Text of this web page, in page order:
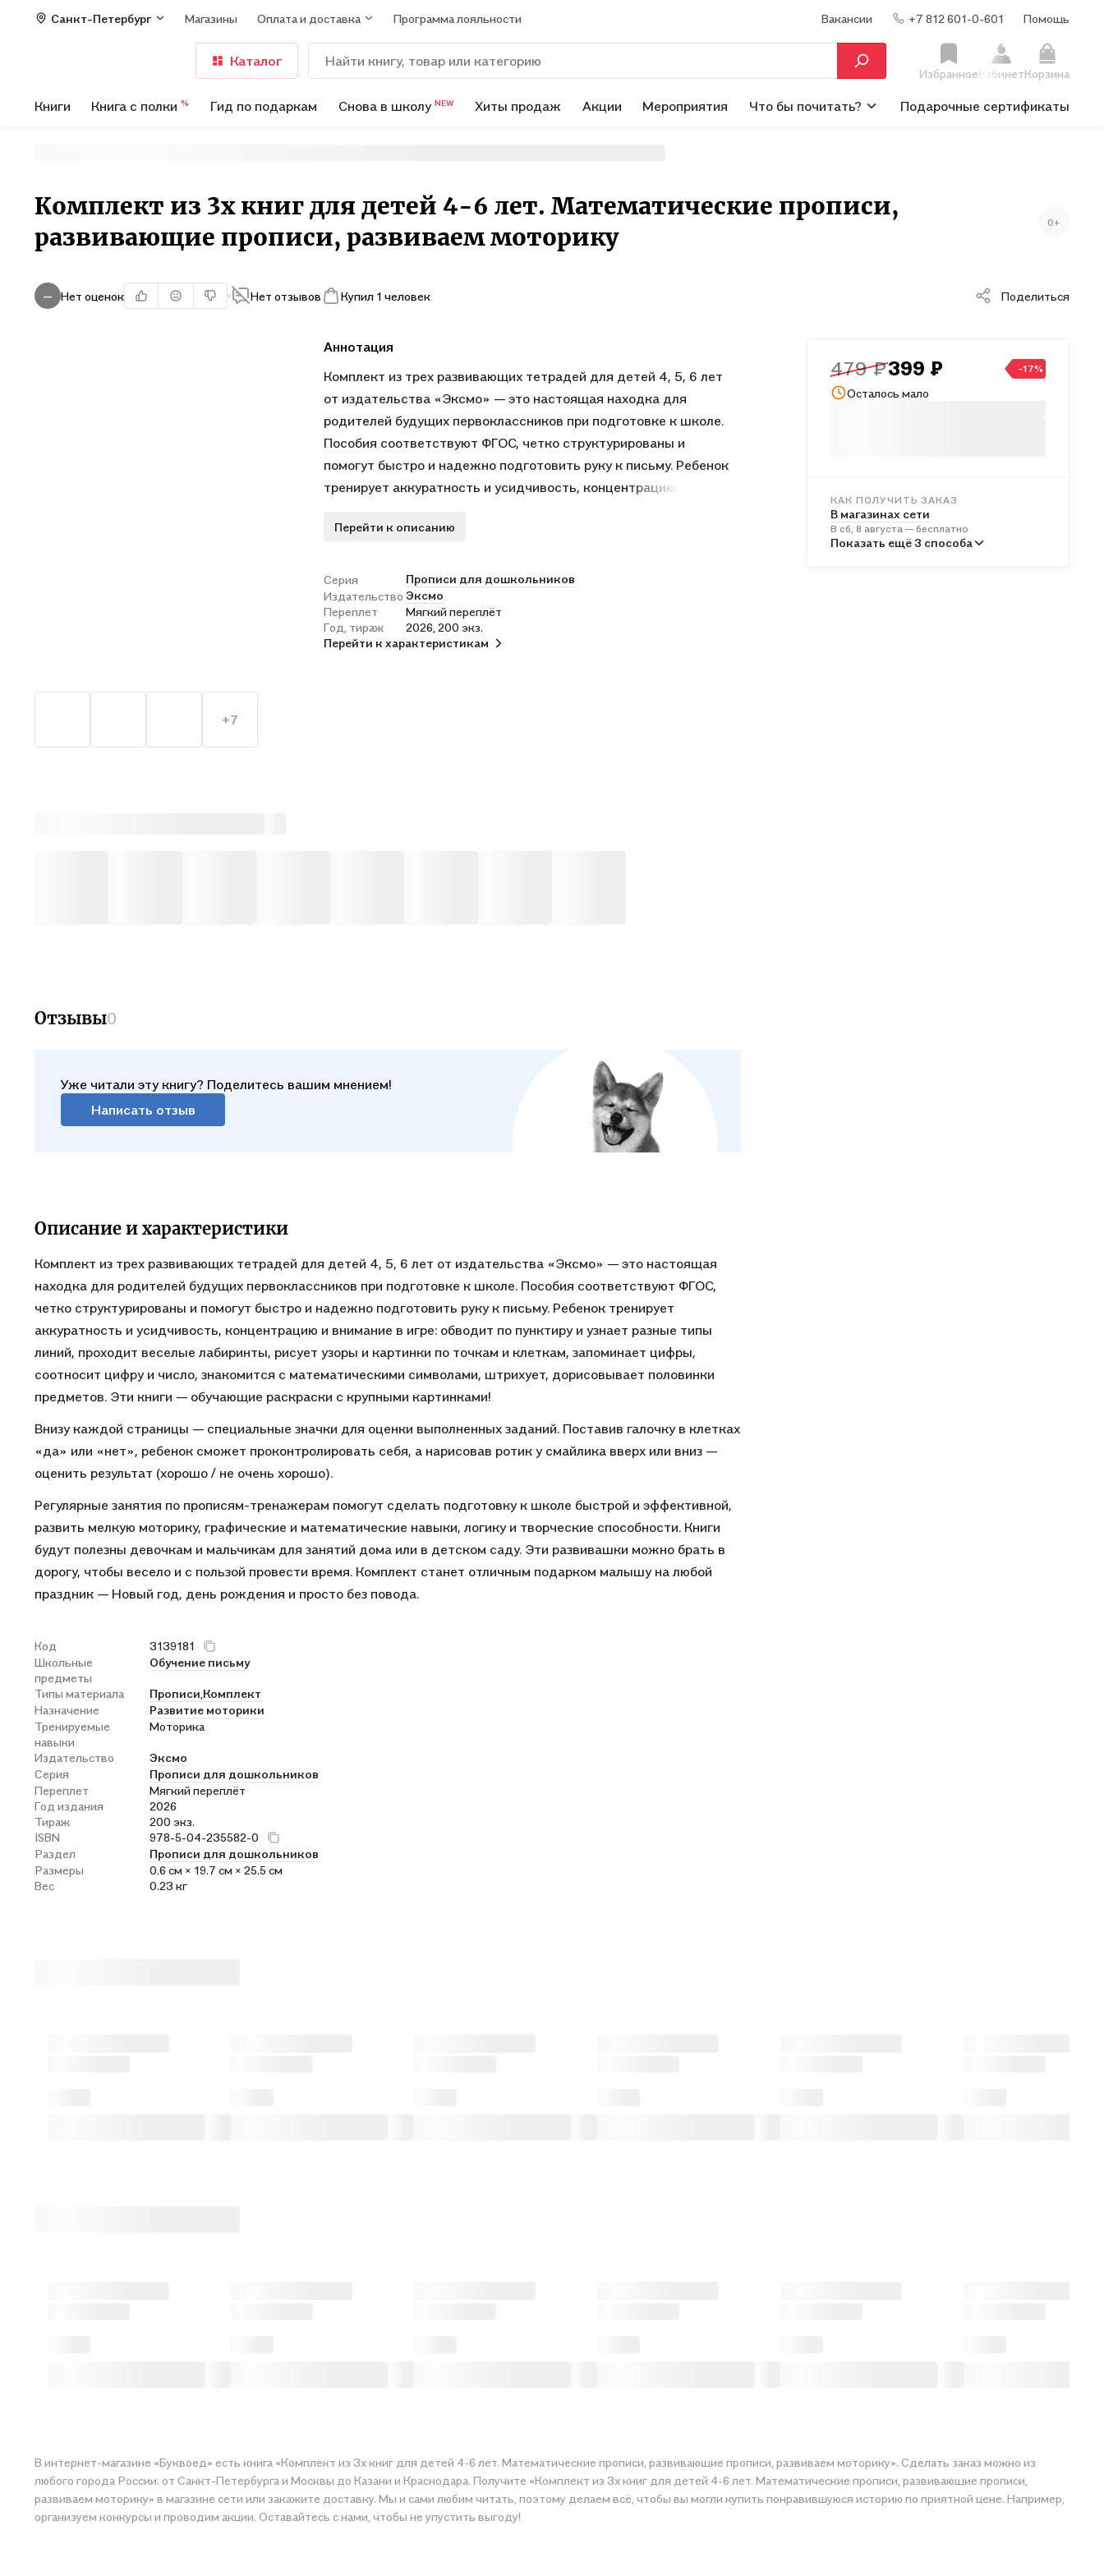
Санкт-Петербург Магазины Оплата и доставка Программа лояльности Вакансии +7 812 601-0-601 Помощь
Каталог
ИзбранноеКабинетКорзина
Книги Книга с полки % Гид по подаркам Снова в школу NEW Хиты продаж Акции Мероприятия Что бы почитать? Подарочные сертификаты
Комплект из 3х книг для детей 4-6 лет. Математические прописи,
развивающие прописи, развиваем моторику
0+
— Нет оценок Нет отзывов Купил 1 человек Поделиться
+7
Аннотация
Комплект из трех развивающих тетрадей для детей 4, 5, 6 лет
от издательства «Эксмо» — это настоящая находка для
родителей будущих первоклассников при подготовке к школе.
Пособия соответствуют ФГОС, четко структурированы и
помогут быстро и надежно подготовить руку к письму. Ребенок
тренирует аккуратность и усидчивость, концентрацию и
линий, проходит веселые лабиринты, рисует узоры и картинки
число, знакомится с математическими символами, штрихует,
дорисовывает половинки предметов. Эти книги — обучающие
раскраски с крупными картинками!
Внизу каждой страницы — специальные значки для оценки
Перейти к описанию
Серия
Прописи для дошкольников
Издательство Эксмо
Переплет
Мягкий переплёт
Год, тираж
2026, 200 экз.
Перейти к характеристикам
479 ₽399 ₽ -17%
Осталось мало
КАК ПОЛУЧИТЬ ЗАКАЗ
В магазинах сети
В сб, 8 августа — бесплатно
В пунктах выдачи
Показать ещё 3 способа
Отзывы0
Уже читали эту книгу? Поделитесь вашим мнением!
Написать отзыв
Описание и характеристики
Комплект из трех развивающих тетрадей для детей 4, 5, 6 лет от издательства «Эксмо» — это настоящая
находка для родителей будущих первоклассников при подготовке к школе. Пособия соответствуют ФГОС,
четко структурированы и помогут быстро и надежно подготовить руку к письму. Ребенок тренирует
аккуратность и усидчивость, концентрацию и внимание в игре: обводит по пунктиру и узнает разные типы
линий, проходит веселые лабиринты, рисует узоры и картинки по точкам и клеткам, запоминает цифры,
соотносит цифру и число, знакомится с математическими символами, штрихует, дорисовывает половинки
предметов. Эти книги — обучающие раскраски с крупными картинками!
Внизу каждой страницы — специальные значки для оценки выполненных заданий. Поставив галочку в клетках
«да» или «нет», ребенок сможет проконтролировать себя, а нарисовав ротик у смайлика вверх или вниз —
оценить результат (хорошо / не очень хорошо).
Регулярные занятия по прописям-тренажерам помогут сделать подготовку к школе быстрой и эффективной,
развить мелкую моторику, графические и математические навыки, логику и творческие способности. Книги
будут полезны девочкам и мальчикам для занятий дома или в детском саду. Эти развивашки можно брать в
дорогу, чтобы весело и с пользой провести время. Комплект станет отличным подарком малышу на любой
праздник — Новый год, день рождения и просто без повода.
Код
3139181
Школьные
предметы
Обучение письму
Типы материала Прописи, Комплект
Назначение
Развитие моторики
Тренируемые
навыки
Моторика
Издательство
Эксмо
Серия
Прописи для дошкольников
Переплет
Мягкий переплёт
Год издания
2026
Тираж
200 экз.
ISBN
978-5-04-235582-0
Раздел
Прописи для дошкольников
Размеры
0.6 см × 19.7 см × 25.5 см
Вес
0.23 кг
В интернет-магазине «Буквоед» есть книга «Комплект из 3х книг для детей 4-6 лет. Математические прописи, развивающие прописи, развиваем моторику». Сделать заказ можно из
любого города России: от Санкт-Петербурга и Москвы до Казани и Краснодара. Получите «Комплект из 3х книг для детей 4-6 лет. Математические прописи, развивающие прописи,
развиваем моторику» в магазине сети или закажите доставку. Мы и сами любим читать, поэтому делаем всё, чтобы вы могли купить понравившуюся историю по приятной цене. Например,
организуем конкурсы и проводим акции. Оставайтесь с нами, чтобы не упустить выгоду!